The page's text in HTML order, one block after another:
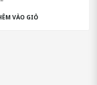
VÀO GIỎ